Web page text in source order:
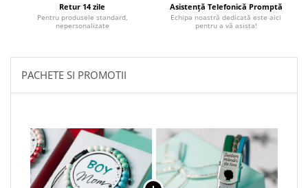
Retur 14 zile
Pentru produsele standard,
nepersonalizate
Asistență Telefonică Promptă
Echipa noastră dedicată este aici
pentru a vă asista!
PACHETE SI PROMOTII